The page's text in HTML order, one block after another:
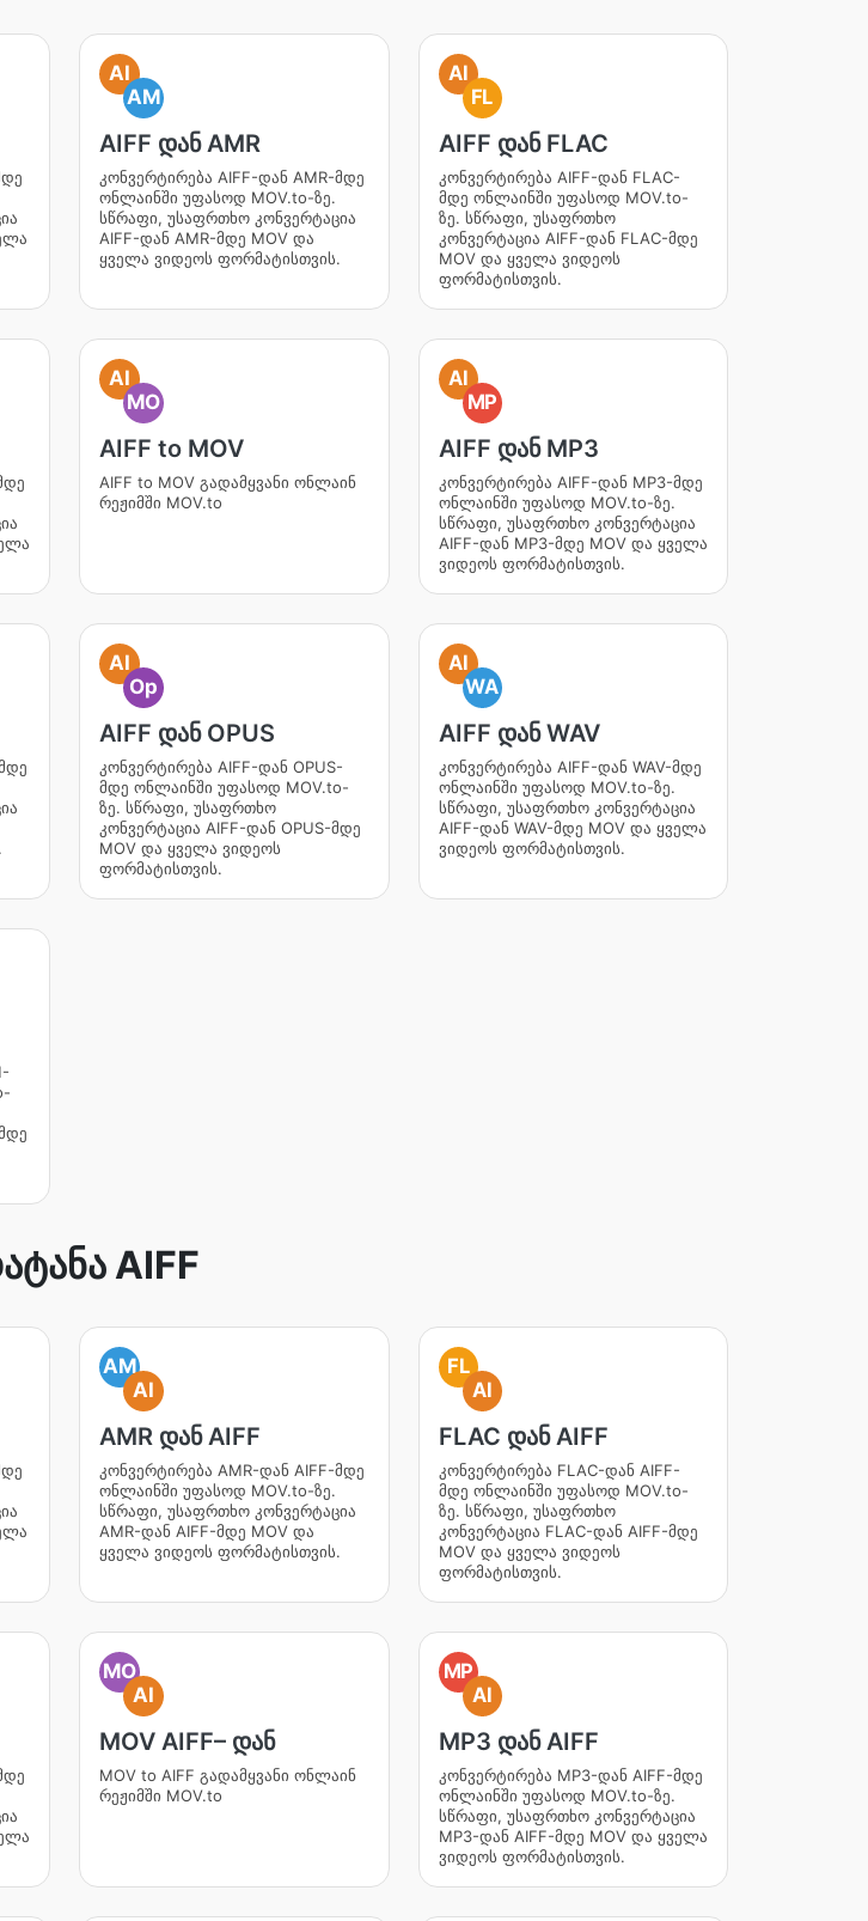
AI
AM
AIFF დან AMR
კონვერტირება AIFF-დან AMR-მდე
ონლაინში უფასოდ MOV.to-ზე.
სწრაფი, უსაფრთხო კონვერტაცია
AIFF-დან AMR-მდე MOV და
ყველა ვიდეოს ფორმატისთვის.
AI
FL
AIFF დან FLAC
კონვერტირება AIFF-დან FLAC-
მდე ონლაინში უფასოდ MOV.to-
ზე. სწრაფი, უსაფრთხო
კონვერტაცია AIFF-დან FLAC-მდე
MOV და ყველა ვიდეოს
ფორმატისთვის.
AI
MO
AIFF to MOV
AIFF to MOV გადამყვანი ონლაინ
რეჟიმში MOV.to
AI
MP
AIFF დან MP3
კონვერტირება AIFF-დან MP3-მდე
ონლაინში უფასოდ MOV.to-ზე.
სწრაფი, უსაფრთხო კონვერტაცია
AIFF-დან MP3-მდე MOV და ყველა
ვიდეოს ფორმატისთვის.
AI
Op
AIFF დან OPUS
კონვერტირება AIFF-დან OPUS-
მდე ონლაინში უფასოდ MOV.to-
ზე. სწრაფი, უსაფრთხო
კონვერტაცია AIFF-დან OPUS-მდე
MOV და ყველა ვიდეოს
ფორმატისთვის.
AI
WA
AIFF დან WAV
კონვერტირება AIFF-დან WAV-მდე
ონლაინში უფასოდ MOV.to-ზე.
სწრაფი, უსაფრთხო კონვერტაცია
AIFF-დან WAV-მდე MOV და ყველა
ვიდეოს ფორმატისთვის.
AIFF
AM
AI
AMR დან AIFF
კონვერტირება AMR-დან AIFF-მდე
ონლაინში უფასოდ MOV.to-ზე.
სწრაფი, უსაფრთხო კონვერტაცია
AMR-დან AIFF-მდე MOV და
ყველა ვიდეოს ფორმატისთვის.
FL
AI
FLAC დან AIFF
კონვერტირება FLAC-დან AIFF-
მდე ონლაინში უფასოდ MOV.to-
ზე. სწრაფი, უსაფრთხო
კონვერტაცია FLAC-დან AIFF-მდე
MOV და ყველა ვიდეოს
ფორმატისთვის.
MO
AI
MOV AIFF– დან
MOV to AIFF გადამყვანი ონლაინ
რეჟიმში MOV.to
MP
AI
MP3 დან AIFF
კონვერტირება MP3-დან AIFF-მდე
ონლაინში უფასოდ MOV.to-ზე.
სწრაფი, უსაფრთხო კონვერტაცია
MP3-დან AIFF-მდე MOV და ყველა
ვიდეოს ფორმატისთვის.